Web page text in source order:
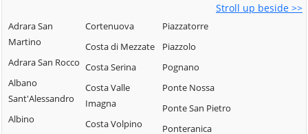
Stroll up beside >>
Adrara San
Martino
Adrara San Rocco
Albano
Sant'Alessandro
Albino
Cortenuova
Costa di Mezzate
Costa Serina
Costa Valle
Imagna
Costa Volpino
Piazzatorre
Piazzolo
Pognano
Ponte Nossa
Ponte San Pietro
Ponteranica